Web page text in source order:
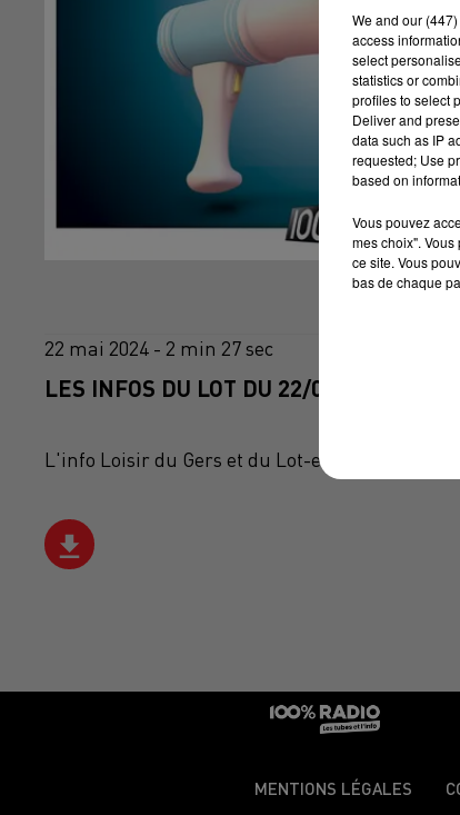
22 mai 2024 - 2 min 27 sec
LES INFOS DU LOT DU 22/05/2024 À
L'info Loisir du Gers et du Lot-et-Garonne du
MENTIONS LÉGALES
We and our
access
select
statistics or
profiles to select
Deliver and
data such as IP
requested; Use
based on
Vous pouvez
mes choix".
ce site. Vous
bas de chaque